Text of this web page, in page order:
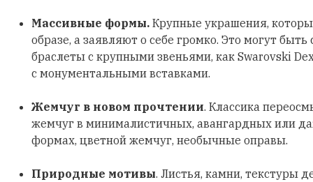
Массивные формы. Крупные украшения,
образе, а заявляют о себе громко. Это могут быть
браслеты с крупными звеньями, как Swarovski
с монументальными вставками.
Жемчуг в новом прочтении. Классика
жемчуг в минималистичных, авангардных или
формах, цветной жемчуг, необычные оправы.
Природные мотивы. Листья, камни, текстуры